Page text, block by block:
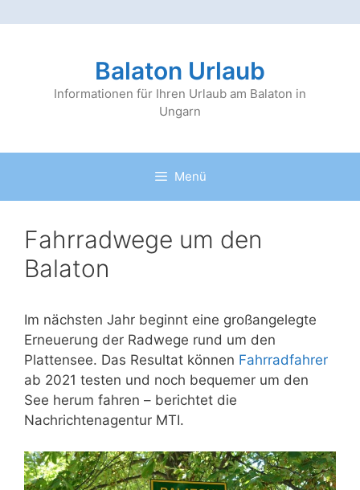
Balaton Urlaub
Informationen für Ihren Urlaub am Balaton in
Ungarn
Menü
Fahrradwege um den
Balaton
Im nächsten Jahr beginnt eine großangelegte
Erneuerung der Radwege rund um den
Plattensee. Das Resultat können Fahrradfahrer
ab 2021 testen und noch bequemer um den
See herum fahren – berichtet die
Nachrichtenagentur MTI.